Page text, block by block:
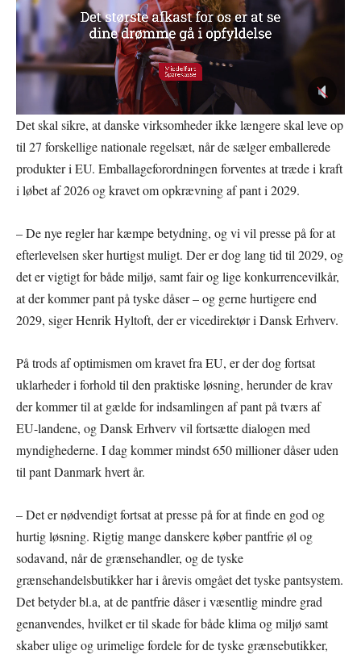
Det skal sikre, at danske virksomheder ikke længere skal leve op
til 27 forskellige nationale regelsæt, når de sælger emballerede
produkter i EU. Emballageforordningen forventes at træde i kraft
i løbet af 2026 og kravet om opkrævning af pant i 2029.
– De nye regler har kæmpe betydning, og vi vil presse på for at
efterlevelsen sker hurtigst muligt. Der er dog lang tid til 2029, og
det er vigtigt for både miljø, samt fair og lige konkurrencevilkår,
at der kommer pant på tyske dåser – og gerne hurtigere end
2029, siger Henrik Hyltoft, der er vicedirektør i Dansk Erhverv.
På trods af optimismen om kravet fra EU, er der dog fortsat
uklarheder i forhold til den praktiske løsning, herunder de krav
der kommer til at gælde for indsamlingen af pant på tværs af
EU-landene, og Dansk Erhverv vil fortsætte dialogen med
myndighederne. I dag kommer mindst 650 millioner dåser uden
til pant Danmark hvert år.
– Det er nødvendigt fortsat at presse på for at finde en god og
hurtig løsning. Rigtig mange danskere køber pantfrie øl og
sodavand, når de grænsehandler, og de tyske
grænsehandelsbutikker har i årevis omgået det tyske pantsystem.
Det betyder bl.a, at de pantfrie dåser i væsentlig mindre grad
genanvendes, hvilket er til skade for både klima og miljø samt
skaber ulige og urimelige fordele for de tyske grænsebutikker,